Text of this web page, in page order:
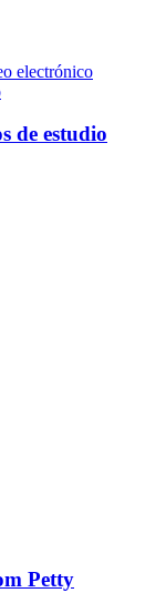
electrónico
de estudio
Petty